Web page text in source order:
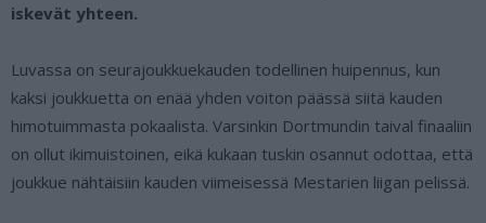
iskevät yhteen.
Luvassa on seurajoukkuekauden todellinen huipennus, kun
kaksi joukkuetta on enää yhden voiton päässä siitä kauden
himotuimmasta pokaalista. Varsinkin Dortmundin taival finaaliin
on ollut ikimuistoinen, eikä kukaan tuskin osannut odottaa, että
joukkue nähtäisiin kauden viimeisessä Mestarien liigan pelissä.